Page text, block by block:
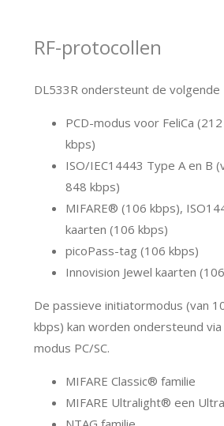
RF-protocollen
DL533R ondersteunt de volgende
PCD-modus voor FeliCa
kbps)
ISO/IEC14443 Type A en B
848 kbps)
MIFARE® (106 kbps),
kaarten (106 kbps)
picoPass-tag (106 kbps)
Innovision Jewel kaarten
De passieve initiatormodus (van
kbps) kan worden ondersteund
modus PC/SC.
MIFARE Classic® familie
MIFARE Ultralight® een